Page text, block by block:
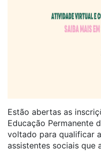
Estão abertas as
Educação Permanente
voltado para qualificar
assistentes sociais que